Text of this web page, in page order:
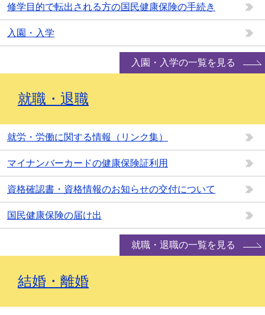
修学目的で転出される方の国民健康保険の手続き
入園・入学
入園・入学の一覧を見る
就職・退職
就労・労働に関する情報（リンク集）
マイナンバーカードの健康保険証利用
資格確認書・資格情報のお知らせの交付について
国民健康保険の届け出
就職・退職の一覧を見る
結婚・離婚